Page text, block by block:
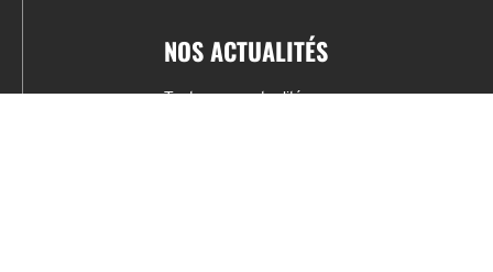
NOS ACTUALITÉS
Toutes nos actualités